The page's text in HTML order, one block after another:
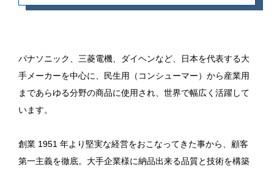
パナソニック、三菱電機、ダイヘンなど、日本を代表する大
手メーカーを中心に、民生用（コンシューマー）から産業用
まであらゆる分野の商品に使用され、世界で幅広く活躍して
います。
創業 1951 年より堅実な経営をおこなってきた事から、顧客
第一主義を徹底。大手企業様に納品出来る品質と技術を構築